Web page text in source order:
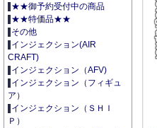
★★御予約受付中の商品
★★特価品★★
その他
インジェクション(AIR
CRAFT)
インジェクション（AFV)
インジェクション（フィギュ
ア）
インジェクション（ＳＨＩ
Ｐ）